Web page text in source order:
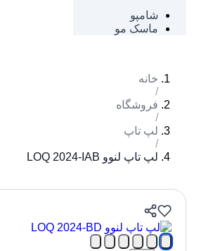
شامپو
ماسک مو
خانه
/
فروشگاه
/
لپ تاپ
/
لپ تاپ لنوو LOQ 2024-IAB